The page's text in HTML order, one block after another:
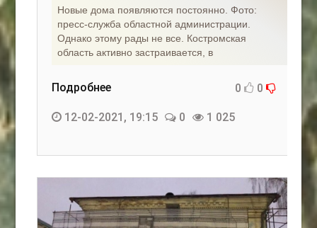
Новые дома появляются постоянно. Фото:
пресс-служба областной администрации.
Однако этому рады не все. Костромская
область активно застраивается, в
Подробнее 0 0
12-02-2021, 19:15 0 1 025